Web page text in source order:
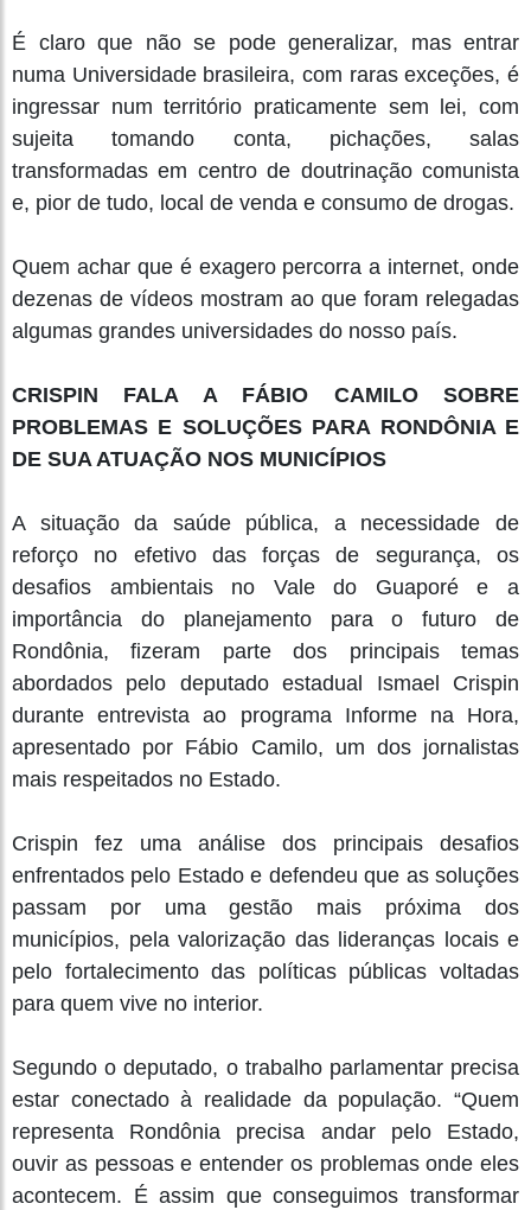
É claro que não se pode generalizar, mas entrar
numa Universidade brasileira, com raras exceções, é
ingressar num território praticamente sem lei, com
sujeita tomando conta, pichações, salas
transformadas em centro de doutrinação comunista
e, pior de tudo, local de venda e consumo de drogas.
Quem achar que é exagero percorra a internet, onde
dezenas de vídeos mostram ao que foram relegadas
algumas grandes universidades do nosso país.
CRISPIN FALA A FÁBIO CAMILO SOBRE
PROBLEMAS E SOLUÇÕES PARA RONDÔNIA E
DE SUA ATUAÇÃO NOS MUNICÍPIOS
A situação da saúde pública, a necessidade de
reforço no efetivo das forças de segurança, os
desafios ambientais no Vale do Guaporé e a
importância do planejamento para o futuro de
Rondônia, fizeram parte dos principais temas
abordados pelo deputado estadual Ismael Crispin
durante entrevista ao programa Informe na Hora,
apresentado por Fábio Camilo, um dos jornalistas
mais respeitados no Estado.
Crispin fez uma análise dos principais desafios
enfrentados pelo Estado e defendeu que as soluções
passam por uma gestão mais próxima dos
municípios, pela valorização das lideranças locais e
pelo fortalecimento das políticas públicas voltadas
para quem vive no interior.
Segundo o deputado, o trabalho parlamentar precisa
estar conectado à realidade da população. “Quem
representa Rondônia precisa andar pelo Estado,
ouvir as pessoas e entender os problemas onde eles
acontecem. É assim que conseguimos transformar